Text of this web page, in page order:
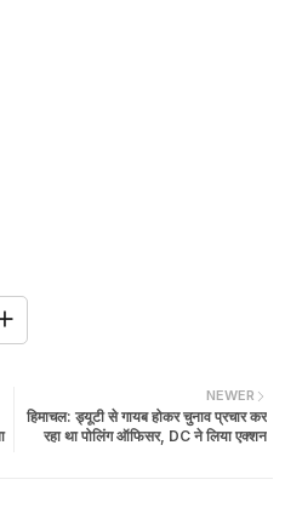
NEWER
हिमाचल: ड्यूटी से गायब होकर चुनाव प्रचार कर
रहा था पोलिंग ऑफिसर, DC ने लिया एक्शन